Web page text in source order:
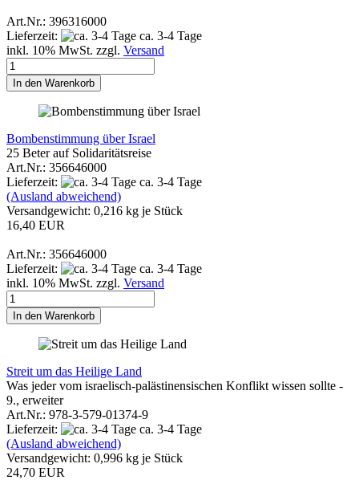
Art.Nr.: 396316000
Lieferzeit:
ca. 3-4 Tage
inkl. 10% MwSt. zzgl. Versand
In den Warenkorb
Bombenstimmung über Israel
25 Beter auf Solidaritätsreise
Art.Nr.: 356646000
Lieferzeit:
ca. 3-4 Tage
(Ausland abweichend)
Versandgewicht: 0,216 kg je Stück
16,40 EUR
Art.Nr.: 356646000
Lieferzeit:
ca. 3-4 Tage
inkl. 10% MwSt. zzgl. Versand
In den Warenkorb
Streit um das Heilige Land
Was jeder vom israelisch-palästinensischen Konflikt wissen sollte -
9., erweiter
Art.Nr.: 978-3-579-01374-9
Lieferzeit:
ca. 3-4 Tage
(Ausland abweichend)
Versandgewicht: 0,996 kg je Stück
24,70 EUR